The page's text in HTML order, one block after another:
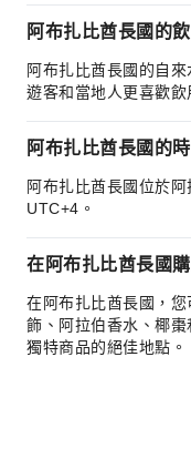
阿布扎比酋長國的
阿布扎比酋長國的自
遊客和當地人更喜歡飲
阿布扎比酋長國的
阿布扎比酋長國位於
UTC+4。
在阿布扎比酋長國
在阿布扎比酋長國，
飾、阿拉伯香水、椰
獨特商品的絕佳地點。